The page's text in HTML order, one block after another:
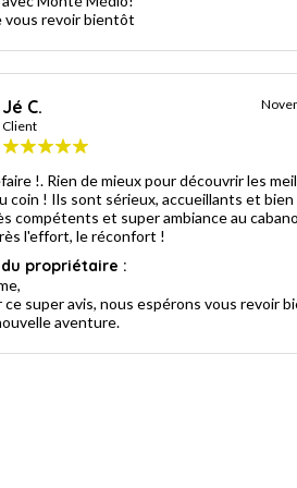
vous revoir bientôt
Jé C.
Client
!. Rien de mieux pour découvrir les
coin ! Ils sont sérieux, accueillants et
compétents et super ambiance au
l'effort, le réconfort !
propriétaire :
ce super avis, nous espérons vous revoir
aventure.